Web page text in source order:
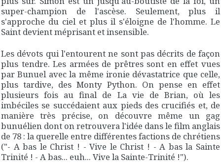
super-champion de l'ascèse. Seulement, plus il
s'approche du ciel et plus il s'éloigne de l'homme. Le
Saint devient méprisant et insensible.
Les dévots qui l'entourent ne sont pas décrits de façon
plus tendre. Les armées de prêtres sont en effet vues
par Bunuel avec la même ironie dévastatrice que celle,
plus tardive, des Monty Python. On pense en effet
plusieurs fois au final de La vie de Brian, où les
imbéciles se succédaient aux pieds des crucifiés et, de
manière très précise, on découvre même un gag
bunuélien dont on retrouvera l'idée dans le film anglais
de 78 : la querelle entre différentes factions de chrétiens
("- A bas le Christ ! - Vive le Christ ! - A bas la Sainte
Trinité ! - A bas... euh... Vive la Sainte-Trinité !").